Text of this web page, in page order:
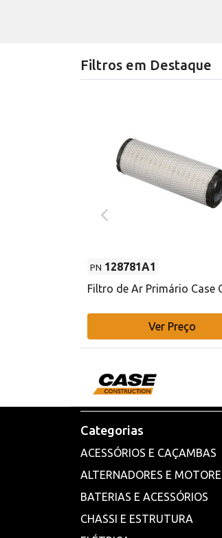
Filtros em Destaque
PN 128781A1
Filtro de Ar Primário Case
Ver Preço
Categorias
ACESSÓRIOS E CAÇAMBAS
ALTERNADORES E
BATERIAS E ACESSÓRIOS
CHASSI E ESTRUTURA